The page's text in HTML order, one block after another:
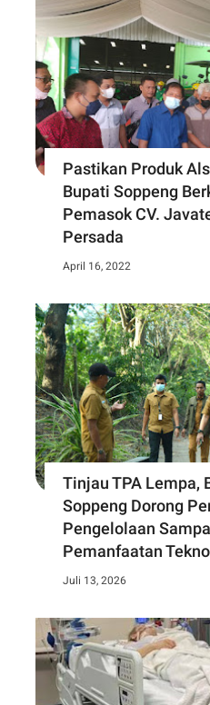
Pastikan Produk
Bupati Soppeng
Pemasok CV.
Persada
April 16, 2022
Tinjau TPA Lempa,
Soppeng Dorong
Pengelolaan
Pemanfaatan
Juli 13, 2026